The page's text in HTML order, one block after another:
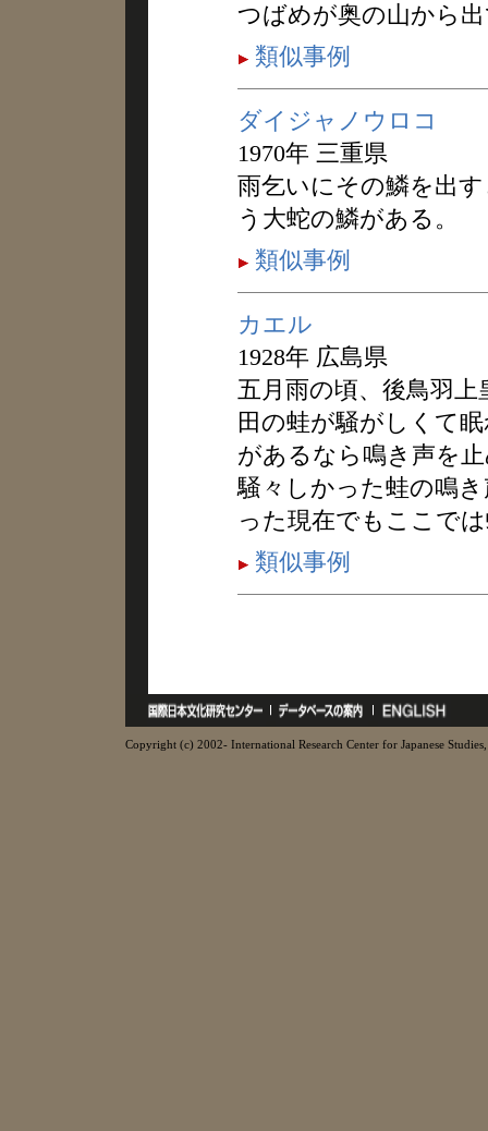
つばめが奥の山から
類似事例
ダイジャノウロコ
1970年 三重県
雨乞いにその鱗を出
う大蛇の鱗がある。
類似事例
カエル
1928年 広島県
五月雨の頃、後鳥羽
田の蛙が騒がしくて
があるなら鳴き声を
騒々しかった蛙の鳴
った現在でもここで
類似事例
Copyright (c) 2002- International Research Center for Japanese